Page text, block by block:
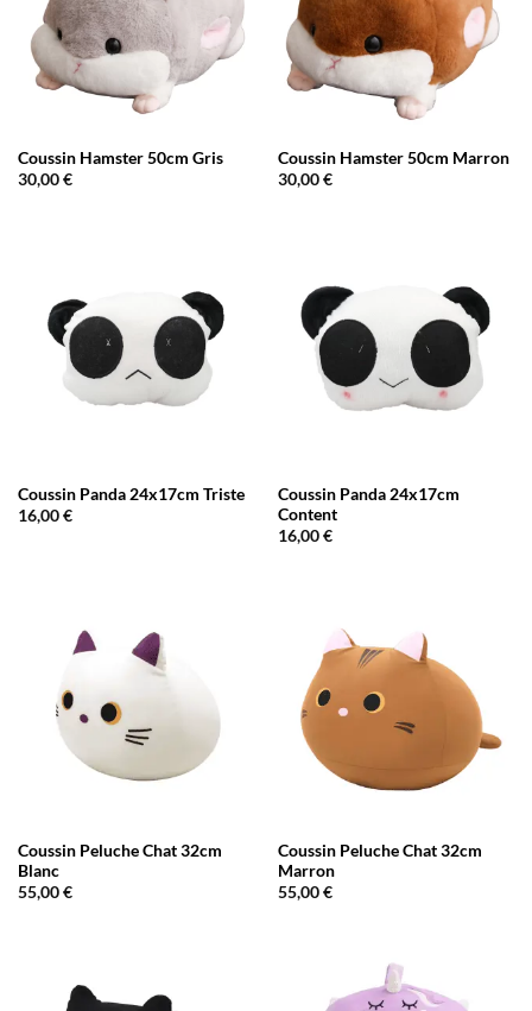
Coussin Hamster 50cm Gris
30,00€
Coussin Hamster 50cm Marron
30,00€
Coussin Panda 24x17cm Triste
16,00€
Coussin Panda 24x17cm
Content
16,00€
Coussin Peluche Chat 32cm
Blanc
55,00€
Coussin Peluche Chat 32cm
Marron
55,00€